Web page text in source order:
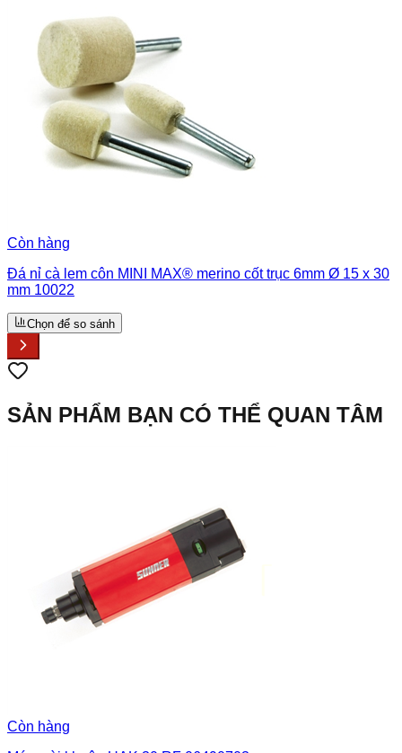
Còn hàng
Đá nỉ cà lem côn MINI MAX® merino cốt trục 6mm Ø 15 x 30
mm 10022
Chọn để so sánh
SẢN PHẨM BẠN CÓ THỂ QUAN TÂM
Còn hàng